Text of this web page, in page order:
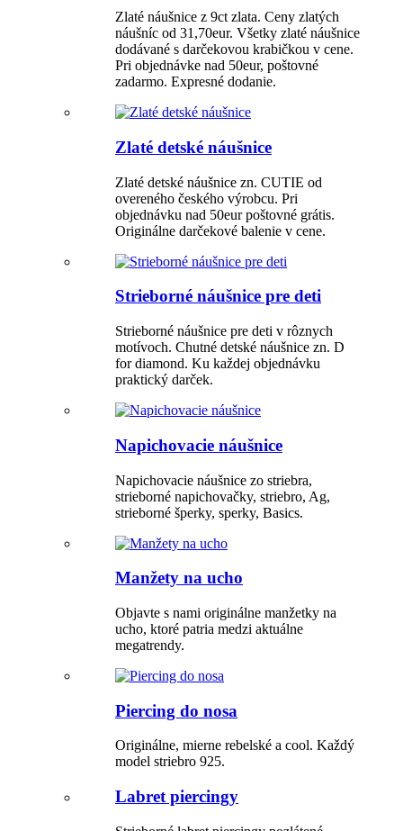
Zlaté náušnice z 9ct zlata. Ceny zlatých
náušníc od 31,70eur. Všetky zlaté náušnice
dodávané s darčekovou krabičkou v cene.
Pri objednávke nad 50eur, poštovné
zadarmo. Expresné dodanie.
Zlaté detské náušnice
Zlaté detské náušnice zn. CUTIE od
overeného českého výrobcu. Pri
objednávku nad 50eur poštovné grátis.
Originálne darčekové balenie v cene.
Strieborné náušnice pre deti
Strieborné náušnice pre deti v rôznych
motívoch. Chutné detské náušnice zn. D
for diamond. Ku každej objednávku
praktický darček.
Napichovacie náušnice
Napichovacie náušnice zo striebra,
strieborné napichovačky, striebro, Ag,
strieborné šperky, sperky, Basics.
Manžety na ucho
Objavte s nami originálne manžetky na
ucho, ktoré patria medzi aktuálne
megatrendy.
Piercing do nosa
Originálne, mierne rebelské a cool. Každý
model striebro 925.
Labret piercingy